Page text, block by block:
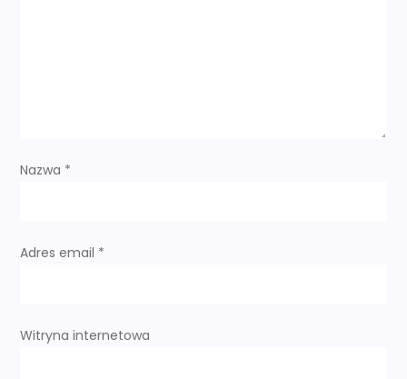
s
Nazwa *
Adres email *
Witryna internetowa